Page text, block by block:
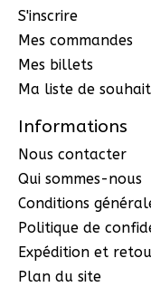
S'inscrire
Mes commandes
Mes billets
Ma liste de
Informations
Nous contacter
Qui sommes-nous
Conditions
Politique de
Expédition et
Plan du site